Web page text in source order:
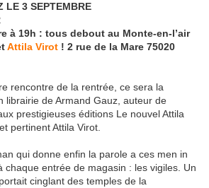
LE 3 SEPTEMBRE
à 19h : tous debout au Monte-en-l’air
Attila Virot ! 2 rue de la Mare 75020
rencontre de la rentrée, ce sera la
librairie de Armand Gauz, auteur de
prestigieuses éditions Le nouvel Attila
pertinent Attila Virot.
qui donne enfin la parole a ces men in
chaque entrée de magasin : les vigiles. Un
cinglant des temples de la